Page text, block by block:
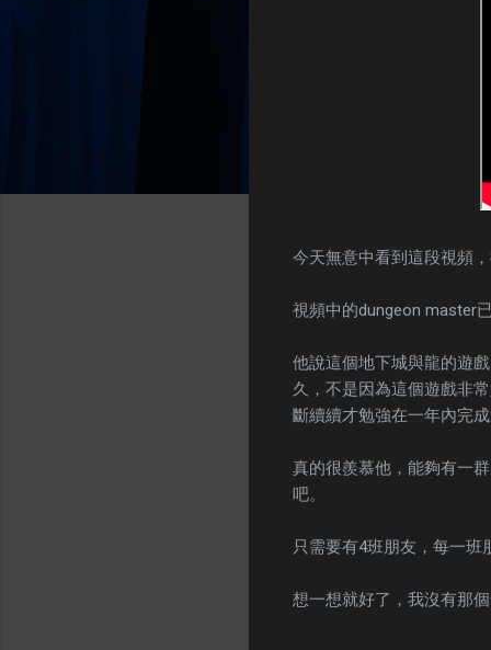
今天無意中看到這段視頻，
視頻中的dungeon master
他說這個地下城與龍的遊
久，不是因為這個遊戲非
斷續續才勉強在一年內完成
真的很羨慕他，能夠有一
吧。
只需要有4班朋友，每一班
想一想就好了，我沒有那個